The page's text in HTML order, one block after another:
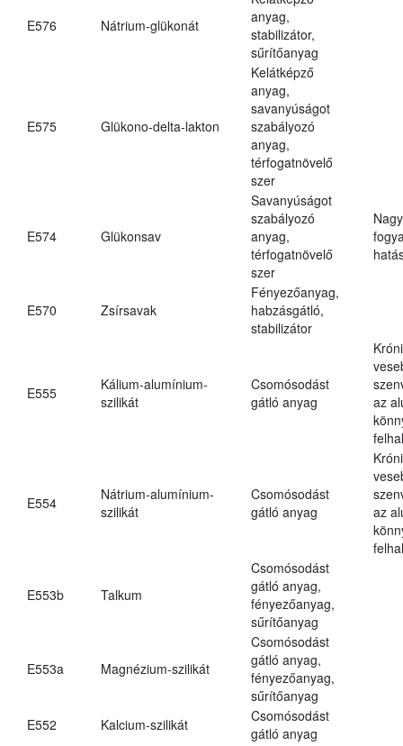
E576 Nátrium-glükonát
anyag,
stabilizátor,
sűrítőanyag
E575 Glükono-delta-lakton
Kelátképző
anyag,
savanyúságot
szabályozó
anyag,
térfogatnövelő
szer
E574 Glükonsav
Savanyúságot
szabályozó
anyag,
térfogatnövelő
szer
E570 Zsírsavak
Fényezőanyag,
habzásgátló,
stabilizátor
E555
Kálium-alumínium-
szilikát
Csomósodást
gátló anyag
az
E554
Nátrium-alumínium-
szilikát
Csomósodást
gátló anyag
az
E553b Talkum
Csomósodást
gátló anyag,
fényezőanyag,
sűrítőanyag
E553a Magnézium-szilikát
Csomósodást
gátló anyag,
fényezőanyag,
sűrítőanyag
E552
Kalcium-szilikát
Csomósodást
gátló anyag